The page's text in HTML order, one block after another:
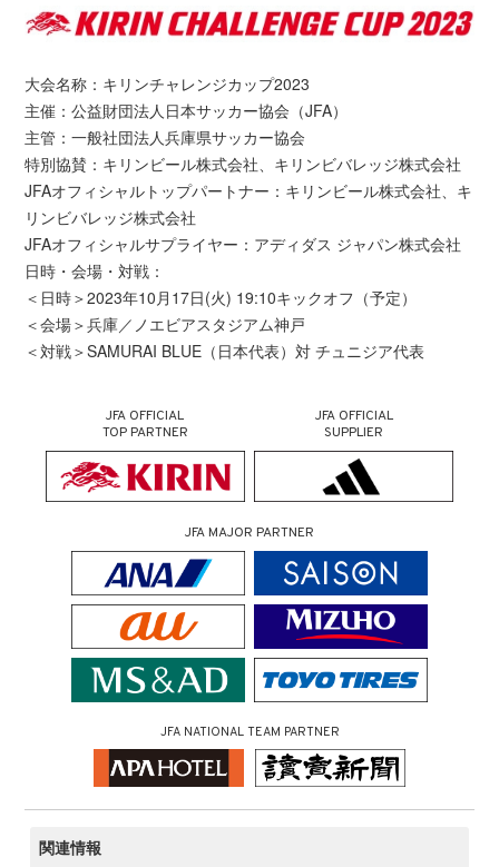
大会名称：キリンチャレンジカップ2023
主催：公益財団法人日本サッカー協会（JFA）
主管：一般社団法人兵庫県サッカー協会
特別協賛：キリンビール株式会社、キリンビバレッジ株式会社
JFAオフィシャルトップパートナー：キリンビール株式会社、キ
リンビバレッジ株式会社
JFAオフィシャルサプライヤー：アディダス ジャパン株式会社
日時・会場・対戦：
＜日時＞2023年10月17日(火) 19:10キックオフ（予定）
＜会場＞兵庫／ノエビアスタジアム神戸
＜対戦＞SAMURAI BLUE（日本代表）対 チュニジア代表
JFA OFFICIAL
TOP PARTNER
JFA OFFICIAL
SUPPLIER
JFA MAJOR PARTNER
JFA NATIONAL TEAM PARTNER
関連情報